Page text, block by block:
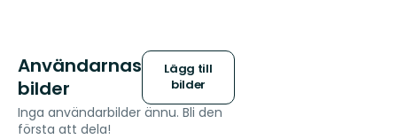
Användarnas
bilder
Lägg till
bilder
Inga användarbilder ännu. Bli den
första att dela!